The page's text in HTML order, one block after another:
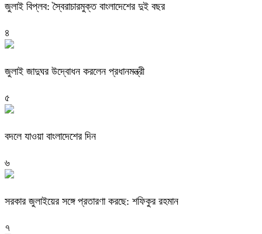
জুলাই বিপ্লব: স্বৈরাচারমুক্ত বাংলাদেশের দুই বছর
৪
জুলাই জাদুঘর উদ্বোধন করলেন প্রধানমন্ত্রী
৫
বদলে যাওয়া বাংলাদেশের দিন
৬
সরকার জুলাইয়ের সঙ্গে প্রতারণা করছে: শফিকুর রহমান
৭